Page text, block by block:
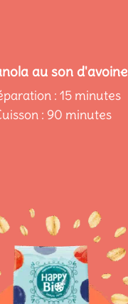
au son d'avoine
: 15 minutes
: 90 minutes